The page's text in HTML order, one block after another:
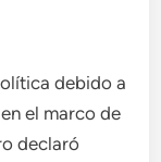
debido a
el marco de
declaró